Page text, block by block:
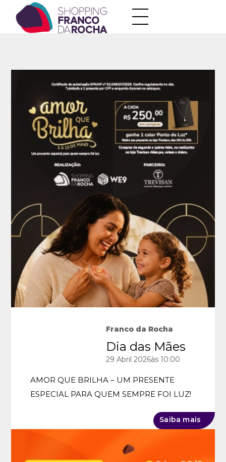
Franco da Rocha
29 Abril 2026às 10:00
Dia das Mães
AMOR QUE BRILHA – UM PRESENTE
ESPECIAL PARA QUEM SEMPRE FOI LUZ!
Saiba mais